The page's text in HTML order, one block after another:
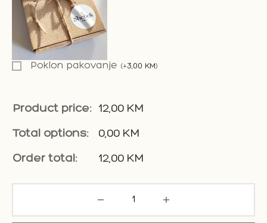
Poklon pakovanje (+3,00 KM)
Product price: 12,00 KM
Total options: 0,00 KM
Order total: 12,00 KM